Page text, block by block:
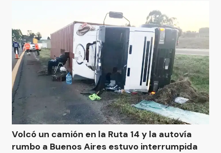
Volcó un camión en la Ruta 14 y la autovía
rumbo a Buenos Aires estuvo interrumpida